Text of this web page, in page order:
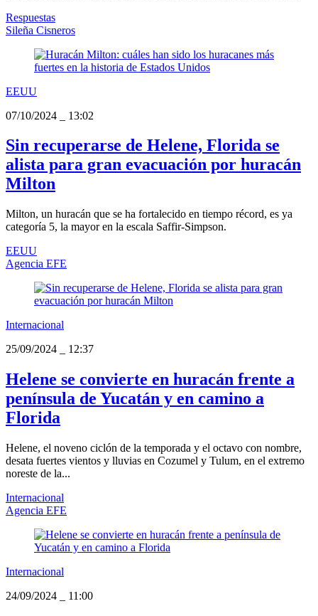
Respuestas
Sileña Cisneros
EEUU
07/10/2024
13:02
Sin recuperarse de Helene, Florida se
alista para gran evacuación por huracán
Milton
Milton, un huracán que se ha fortalecido en tiempo récord, es ya
categoría 5, la mayor en la escala Saffir-Simpson.
EEUU
Agencia EFE
Internacional
25/09/2024
12:37
Helene se convierte en huracán frente a
península de Yucatán y en camino a
Florida
Helene, el noveno ciclón de la temporada y el octavo con nombre,
desata fuertes vientos y lluvias en Cozumel y Tulum, en el extremo
noreste de la...
Internacional
Agencia EFE
Internacional
24/09/2024
11:00